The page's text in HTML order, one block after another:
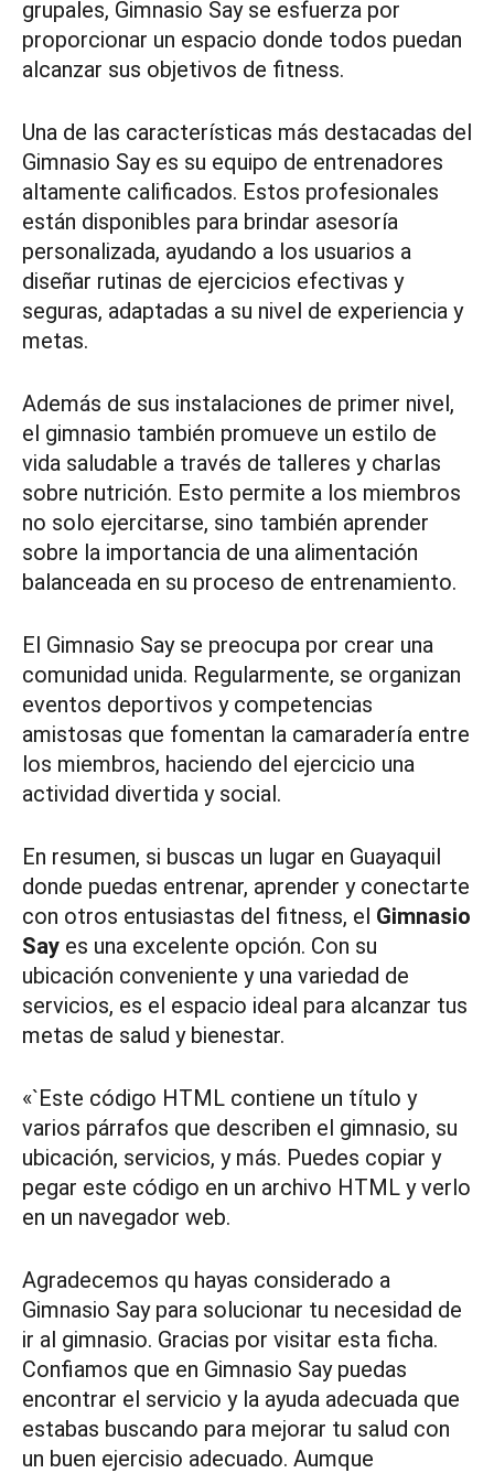
grupales, Gimnasio Say se esfuerza por
proporcionar un espacio donde todos puedan
alcanzar sus objetivos de fitness.
Una de las características más destacadas del
Gimnasio Say es su equipo de entrenadores
altamente calificados. Estos profesionales
están disponibles para brindar asesoría
personalizada, ayudando a los usuarios a
diseñar rutinas de ejercicios efectivas y
seguras, adaptadas a su nivel de experiencia y
metas.
Además de sus instalaciones de primer nivel,
el gimnasio también promueve un estilo de
vida saludable a través de talleres y charlas
sobre nutrición. Esto permite a los miembros
no solo ejercitarse, sino también aprender
sobre la importancia de una alimentación
balanceada en su proceso de entrenamiento.
El Gimnasio Say se preocupa por crear una
comunidad unida. Regularmente, se organizan
eventos deportivos y competencias
amistosas que fomentan la camaradería entre
los miembros, haciendo del ejercicio una
actividad divertida y social.
En resumen, si buscas un lugar en Guayaquil
donde puedas entrenar, aprender y conectarte
con otros entusiastas del fitness, el Gimnasio
Say es una excelente opción. Con su
ubicación conveniente y una variedad de
servicios, es el espacio ideal para alcanzar tus
metas de salud y bienestar.
«`Este código HTML contiene un título y
varios párrafos que describen el gimnasio, su
ubicación, servicios, y más. Puedes copiar y
pegar este código en un archivo HTML y verlo
en un navegador web.
Agradecemos qu hayas considerado a
Gimnasio Say para solucionar tu necesidad de
ir al gimnasio. Gracias por visitar esta ficha.
Confiamos que en Gimnasio Say puedas
encontrar el servicio y la ayuda adecuada que
estabas buscando para mejorar tu salud con
un buen ejercisio adecuado. Aumque